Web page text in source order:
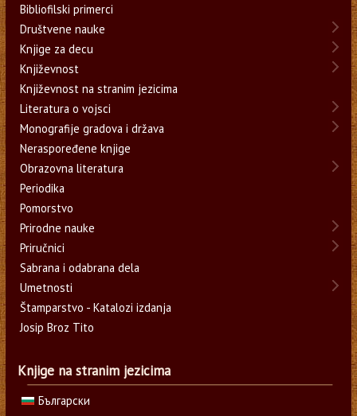
Bibliofilski primerci
Društvene nauke
Knjige za decu
Književnost
Književnost na stranim jezicima
Literatura o vojsci
Monografije gradova i država
Neraspoređene knjige
Obrazovna literatura
Periodika
Pomorstvo
Prirodne nauke
Priručnici
Sabrana i odabrana dela
Umetnosti
Štamparstvo - Katalozi izdanja
Josip Broz Tito
Knjige na stranim jezicima
Български